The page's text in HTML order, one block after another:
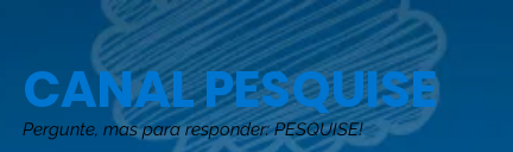
CANAL PESQUISE
Pergunte, mas para responder: PESQUISE!